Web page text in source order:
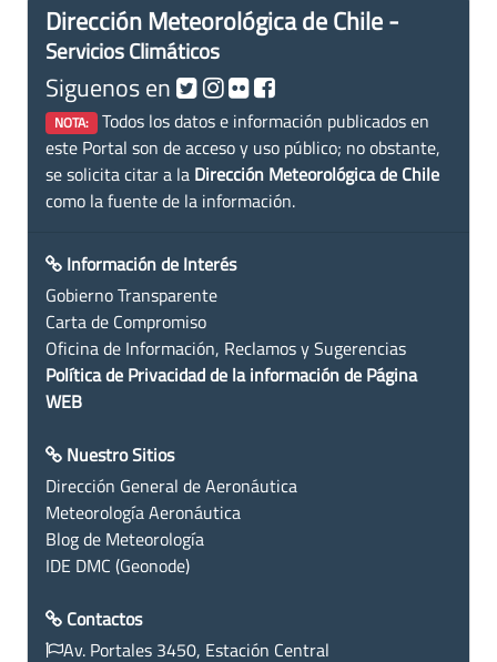
Dirección Meteorológica de Chile -
Servicios Climáticos
Siguenos en
NOTA: Todos los datos e información publicados en
este Portal son de acceso y uso público; no obstante,
se solicita citar a la Dirección Meteorológica de Chile
como la fuente de la información.
Información de Interés
Gobierno Transparente
Carta de Compromiso
Oficina de Información, Reclamos y Sugerencias
Política de Privacidad de la información de Página
WEB
Nuestro Sitios
Dirección General de Aeronáutica
Meteorología Aeronáutica
Blog de Meteorología
IDE DMC (Geonode)
Contactos
Av. Portales 3450, Estación Central